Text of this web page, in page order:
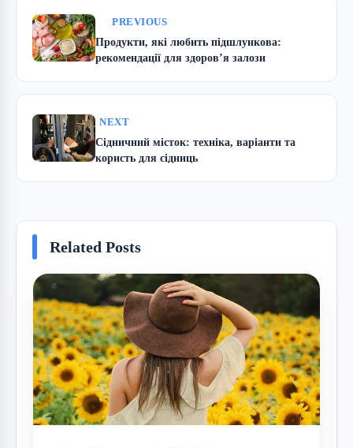
PREVIOUS
Продукти, які любить підшлункова:
рекомендації для здоров’я залози
NEXT
Сідничний місток: техніка, варіанти та
користь для сідниць
Related Posts